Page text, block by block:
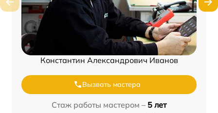
Константин Александрович Иванов
Вызвать мастера
Стаж работы мастером – 5 лет